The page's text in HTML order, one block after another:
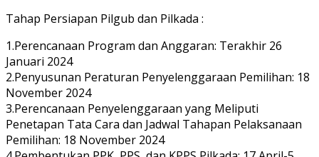
Tahap Persiapan Pilgub dan Pilkada :
1.Perencanaan Program dan Anggaran: Terakhir 26
Januari 2024
2.Penyusunan Peraturan Penyelenggaraan Pemilihan: 18
November 2024
3.Perencanaan Penyelenggaraan yang Meliputi
Penetapan Tata Cara dan Jadwal Tahapan Pelaksanaan
Pemilihan: 18 November 2024